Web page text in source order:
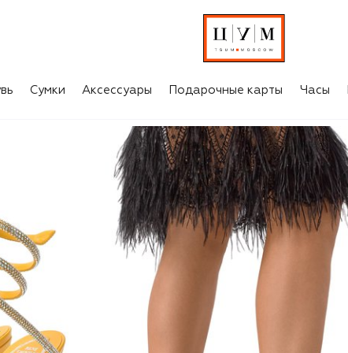
Сумки Аксессуары Подарочные карты Часы